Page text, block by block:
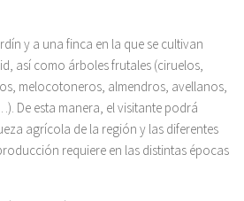
y a una finca en la que se cultivan
así como árboles frutales (ciruelos,
melocotoneros, almendros, avellanos,
De esta manera, el visitante podrá
agrícola de la región y las diferentes
requiere en las distintas épocas